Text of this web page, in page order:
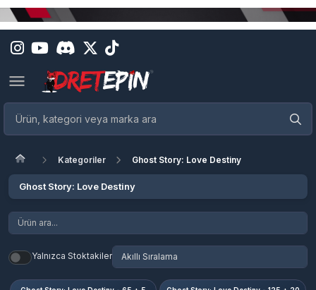
Kategoriler Ghost Story: Love Destiny
Ghost Story: Love Destiny
Yalnızca Stoktakiler